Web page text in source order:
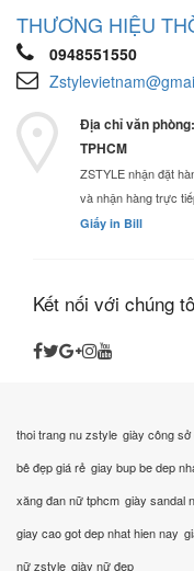
THƯƠNG HIỆU
0948551550
Địa chỉ văn
TPHCM
ZSTYLE nhận đặt
và nhận hàng trực
Giấy in Bill
Kết nối với chúng
thoi trang nu zstyle giày công sở
bê đẹp giá rẻ giay bup be dep
xăng đan nữ tphcm giày sandal
giay cao got dep nhat hien nay
nữ zstyle giày nữ đẹp